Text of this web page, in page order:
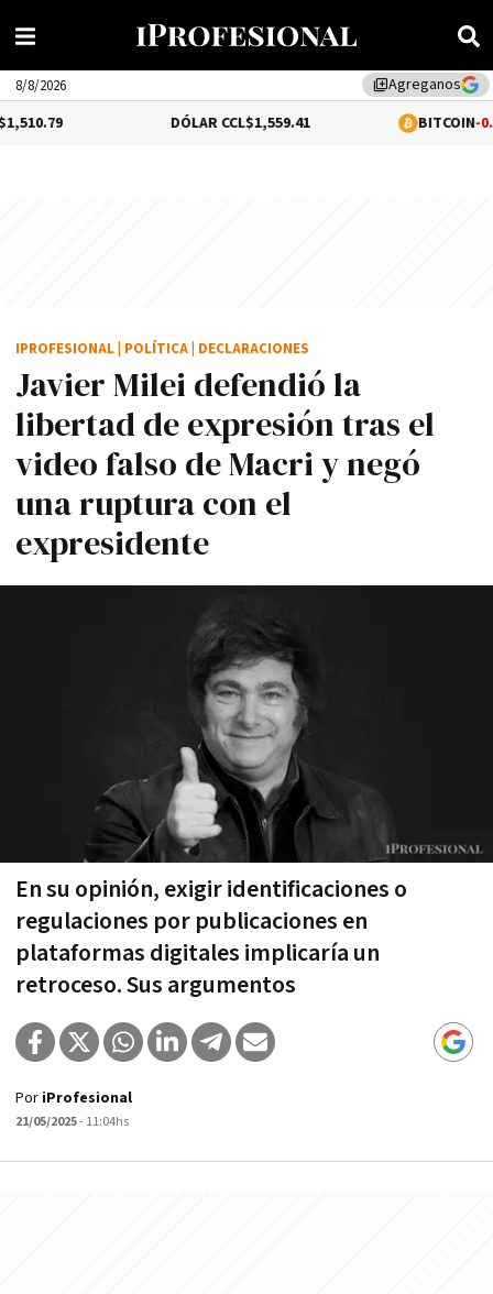
library_addAgreganos
8/8/2026
$1,559.41 -0.02%
Javier Milei defendió la
libertad de expresión tras el
video falso de Macri y negó
una ruptura con el
expresidente
En su opinión, exigir identificaciones o
regulaciones por publicaciones en
plataformas digitales implicaría un
retroceso. Sus argumentos
IPROFESIONAL POLÍTICA DECLARACIONES
Por iProfesional
21/05/2025- 11:04hs